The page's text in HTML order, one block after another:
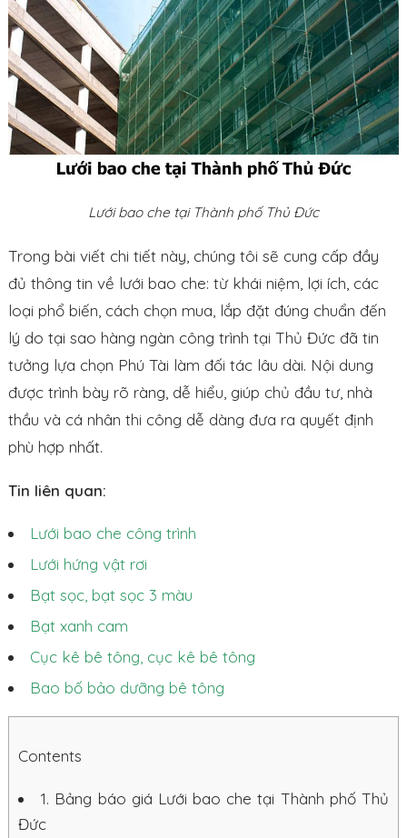
Lưới bao che tại Thành phố Thủ Đức
Trong bài viết chi tiết này, chúng tôi sẽ cung cấp đầy
đủ thông tin về lưới bao che: từ khái niệm, lợi ích, các
loại phổ biến, cách chọn mua, lắp đặt đúng chuẩn đến
lý do tại sao hàng ngàn công trình tại Thủ Đức đã tin
tưởng lựa chọn Phú Tài làm đối tác lâu dài. Nội dung
được trình bày rõ ràng, dễ hiểu, giúp chủ đầu tư, nhà
thầu và cá nhân thi công dễ dàng đưa ra quyết định
phù hợp nhất.
Tin liên quan:
Lưới bao che công trình
Lưới hứng vật rơi
Bạt sọc, bạt sọc 3 màu
Bạt xanh cam
Cục kê bê tông, cục kê bê tông
Bao bố bảo dưỡng bê tông
Contents
1. Bảng báo giá Lưới bao che tại Thành phố Thủ
Đức